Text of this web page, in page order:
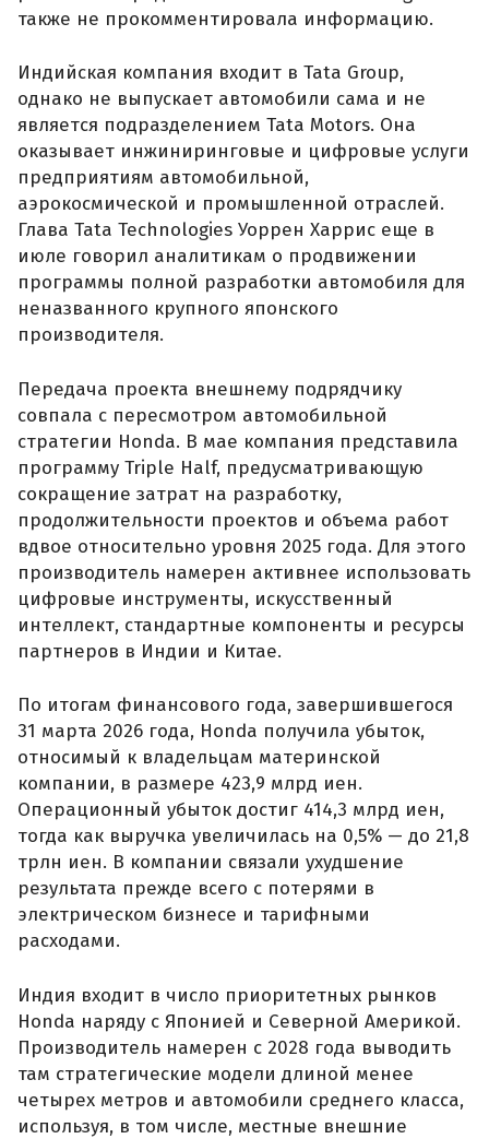
также не прокомментировала информацию.
Индийская компания входит в Tata Group,
однако не выпускает автомобили сама и не
является подразделением Tata Motors. Она
оказывает инжиниринговые и цифровые услуги
предприятиям автомобильной,
аэрокосмической и промышленной отраслей.
Глава Tata Technologies Уоррен Харрис еще в
июле говорил аналитикам о продвижении
программы полной разработки автомобиля для
неназванного крупного японского
производителя.
Передача проекта внешнему подрядчику
совпала с пересмотром автомобильной
стратегии Honda. В мае компания представила
программу Triple Half, предусматривающую
сокращение затрат на разработку,
продолжительности проектов и объема работ
вдвое относительно уровня 2025 года. Для этого
производитель намерен активнее использовать
цифровые инструменты, искусственный
интеллект, стандартные компоненты и ресурсы
партнеров в Индии и Китае.
По итогам финансового года, завершившегося
31 марта 2026 года, Honda получила убыток,
относимый к владельцам материнской
компании, в размере 423,9 млрд иен.
Операционный убыток достиг 414,3 млрд иен,
тогда как выручка увеличилась на 0,5% — до 21,8
трлн иен. В компании связали ухудшение
результата прежде всего с потерями в
электрическом бизнесе и тарифными
расходами.
Индия входит в число приоритетных рынков
Honda наряду с Японией и Северной Америкой.
Производитель намерен с 2028 года выводить
там стратегические модели длиной менее
четырех метров и автомобили среднего класса,
используя, в том числе, местные внешние